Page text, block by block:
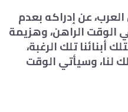
عن إدراكه بعدم
الوقت الراهن، وهزيمة
أبنائنا تلك الرغبة،
وسيأتي الوقت